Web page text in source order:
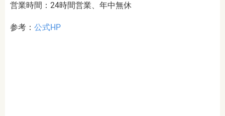
営業時間：24時間営業、年中無休
参考： 公式HP